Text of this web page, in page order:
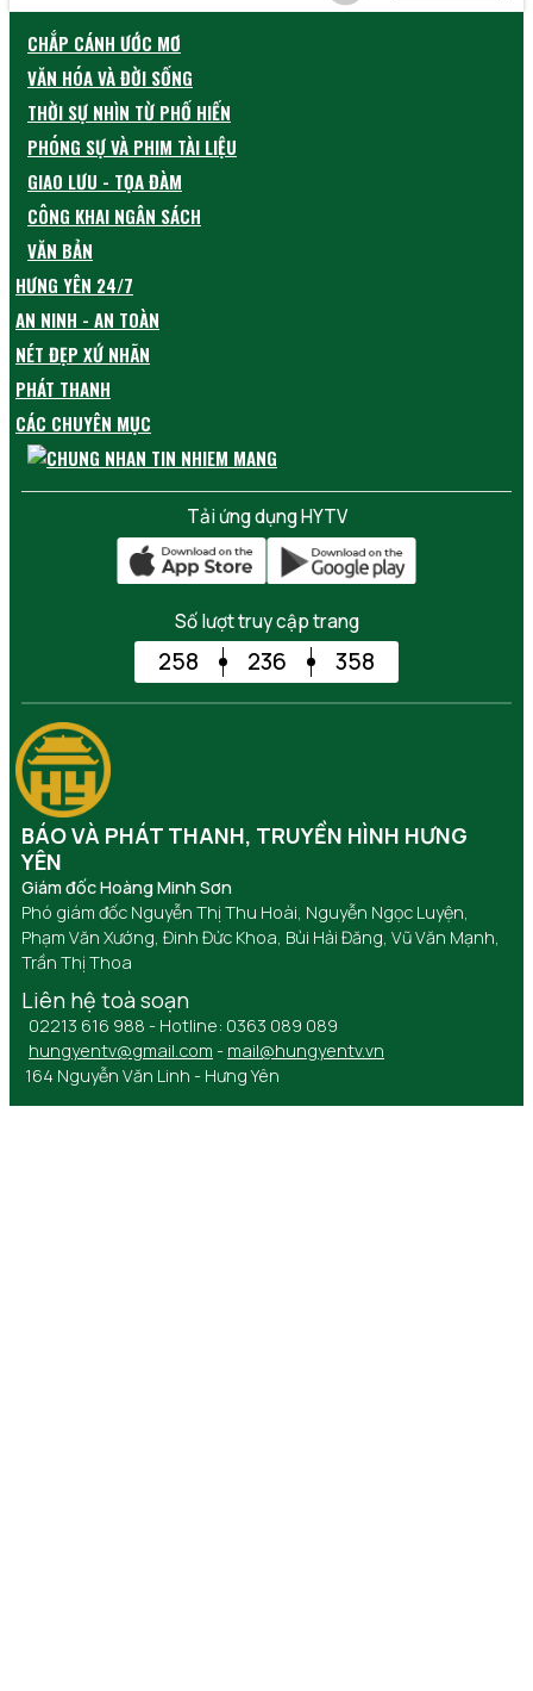
CHẮP CÁNH ƯỚC MƠ
VĂN HÓA VÀ ĐỜI SỐNG
THỜI SỰ NHÌN TỪ PHỐ HIẾN
PHÓNG SỰ VÀ PHIM TÀI LIỆU
GIAO LƯU - TỌA ĐÀM
CÔNG KHAI NGÂN SÁCH
VĂN BẢN
HƯNG YÊN 24/7
AN NINH - AN TOÀN
NÉT ĐẸP XỨ NHÃN
PHÁT THANH
CÁC CHUYÊN MỤC
Tải ứng dụng HYTV
Số lượt truy cập trang
258 236 358
BÁO VÀ PHÁT THANH, TRUYỀN HÌNH HƯNG
YÊN
Giám đốc Hoàng Minh Sơn
Phó giám đốc Nguyễn Thị Thu Hoài, Nguyễn Ngọc Luyện,
Phạm Văn Xướng, Đinh Đức Khoa, Bùi Hải Đăng, Vũ Văn Mạnh,
Trần Thị Thoa
Liên hệ toà soạn
02213 616 988 - Hotline: 0363 089 089
hungyentv@gmail.com - mail@hungyentv.vn
164 Nguyễn Văn Linh - Hưng Yên